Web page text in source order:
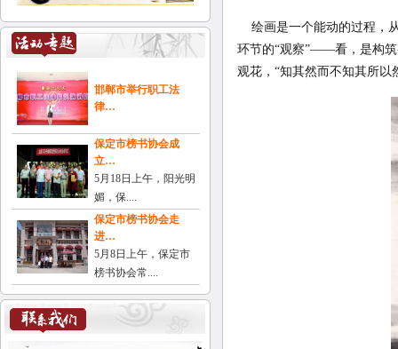
邯郸市举行职工法
律…
保定市榜书协会成
立…
5月18日上午，阳光明
媚，保....
保定市榜书协会走
进…
5月8日上午，保定市
榜书协会常....
绘画是一个能动的过程，
环节的“观察”——看，是构筑
观花，“知其然而不知其所